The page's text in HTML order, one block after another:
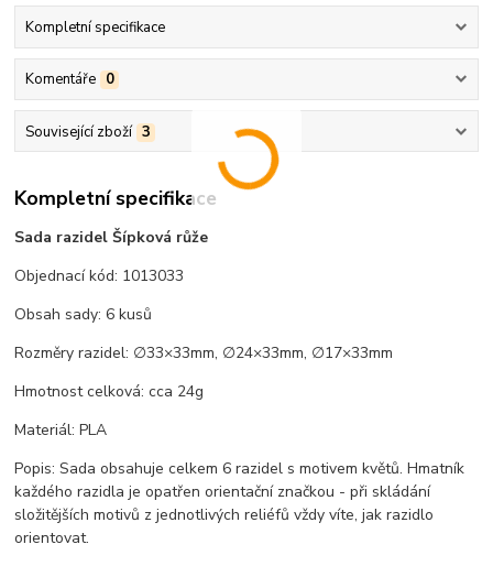
Kompletní specifikace
Komentáře 0
Související zboží 3
Kompletní specifikace
Sada razidel Šípková růže
Objednací kód: 1013033
Obsah sady: 6 kusů
Rozměry razidel: ∅33×33mm, ∅24×33mm, ∅17×33mm
Hmotnost celková: cca 24g
Materiál: PLA
Popis: Sada obsahuje celkem 6 razidel s motivem květů. Hmatník
každého razidla je opatřen orientační značkou - při skládání
složitějších motivů z jednotlivých reliéfů vždy víte, jak razidlo
orientovat.